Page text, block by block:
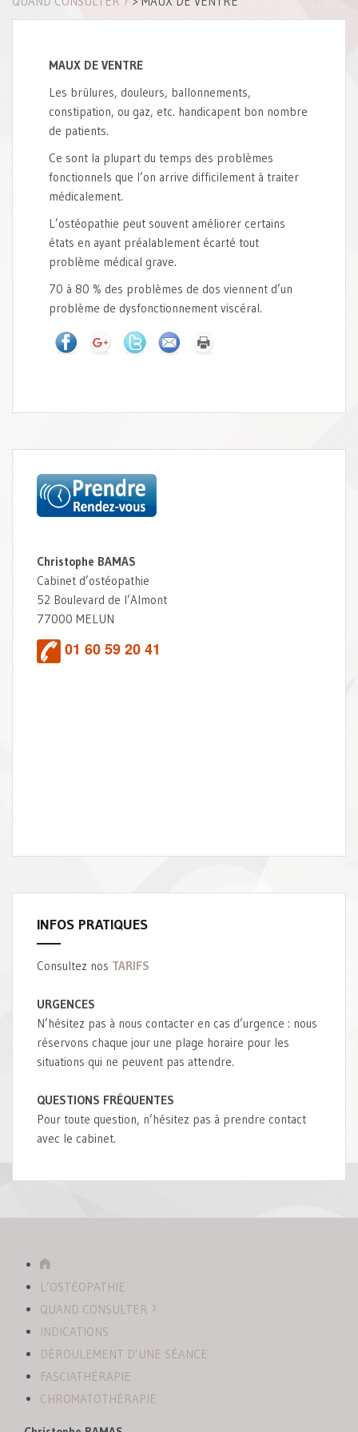
MAUX DE VENTRE
Les brûlures, douleurs, ballonnements,
constipation, ou gaz, etc. handicapent bon nombre
de patients.
Ce sont la plupart du temps des problèmes
fonctionnels que l’on arrive difficilement à traiter
médicalement.
L’ostéopathie peut souvent améliorer certains
états en ayant préalablement écarté tout
problème médical grave.
70 à 80 % des problèmes de dos viennent d’un
problème de dysfonctionnement viscéral.
Christophe BAMAS
Cabinet d’ostéopathie
52 Boulevard de l’Almont
77000 MELUN
01 60 59 20 41
INFOS PRATIQUES
Consultez nos TARIFS
URGENCES
N’hésitez pas à nous contacter en cas d’urgence : nous
réservons chaque jour une plage horaire pour les
situations qui ne peuvent pas attendre.
QUESTIONS FRÉQUENTES
Pour toute question, n’hésitez pas à prendre contact
avec le cabinet.
A
c
c
e
i
l
L’OSTÉOPATHIE
QUAND CONSULTER ?
INDICATIONS
DÉROULEMENT D’UNE SÉANCE
FASCIATHÉRAPIE
CHROMATOTHÉRAPIE